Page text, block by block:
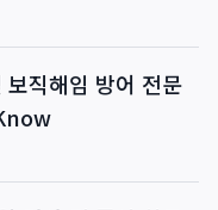
직해임 방어 전문